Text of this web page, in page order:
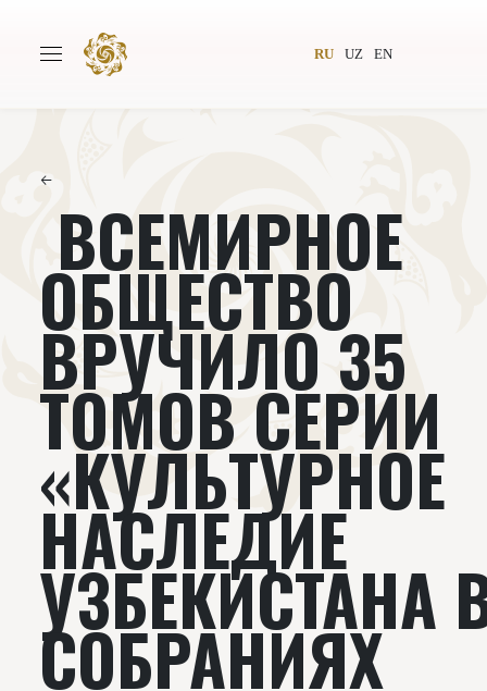
RU UZ EN
Авторы Всемирное общество
Новости
Проекты Подкасты
Книги Видеолекторий
←
ВСЕМИРНОЕ
ОБЩЕСТВО
ВРУЧИЛО 35
ТОМОВ СЕРИИ
«КУЛЬТУРНОЕ
НАСЛЕДИЕ
УЗБЕКИСТАНА
СОБРАНИЯХ